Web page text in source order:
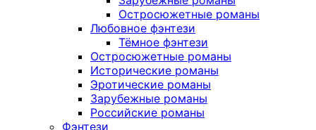
Остросюжетные романы
Любовное фэнтези
Тёмное фэнтези
Остросюжетные романы
Исторические романы
Эротические романы
Зарубежные романы
Российские романы
Фэнтези